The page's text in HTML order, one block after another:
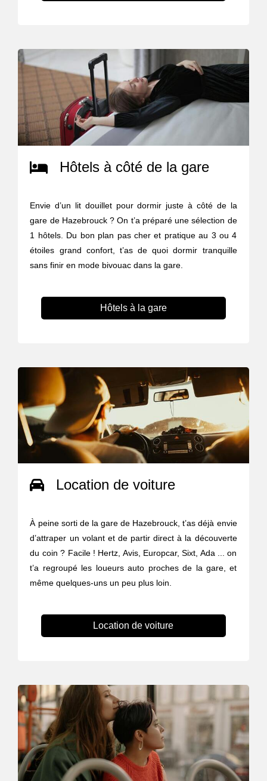
Hôtels à côté de la gare
Envie d’un lit douillet pour dormir juste à côté de la
gare de Hazebrouck ? On t’a préparé une sélection de
1 hôtels. Du bon plan pas cher et pratique au 3 ou 4
étoiles grand confort, t’as de quoi dormir tranquille
sans finir en mode bivouac dans la gare.
Hôtels à la gare
Location de voiture
À peine sorti de la gare de Hazebrouck, t’as déjà envie
d’attraper un volant et de partir direct à la découverte
du coin ? Facile ! Hertz, Avis, Europcar, Sixt, Ada ... on
t’a regroupé les loueurs auto proches de la gare, et
même quelques-uns un peu plus loin.
Location de voiture